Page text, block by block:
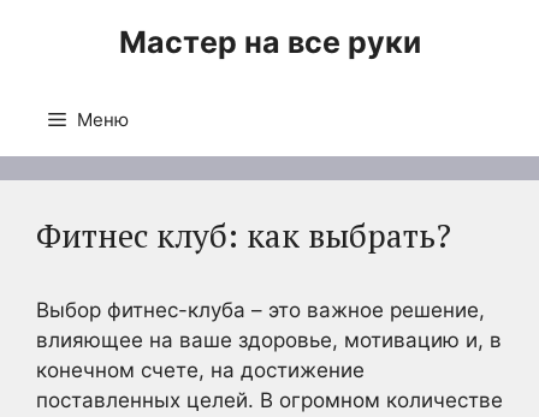
Мастер на все руки
Меню
Фитнес клуб: как выбрать?
Выбор фитнес-клуба – это важное решение,
влияющее на ваше здоровье, мотивацию и, в
конечном счете, на достижение
поставленных целей. В огромном количестве